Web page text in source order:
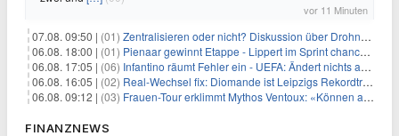
vor 11 Minuten
07.08. 09:50 | (01) Zentralisieren oder nicht? Diskussion über Drohnenabwehr
06.08. 18:00 | (01) Pienaar gewinnt Etappe - Lippert im Sprint chancenlos
06.08. 17:05 | (06) Infantino räumt Fehler ein - UEFA: Ändert nichts an Boykott
06.08. 16:05 | (02) Real-Wechsel fix: Diomande ist Leipzigs Rekordtransfer
06.08. 09:12 | (03) Frauen-Tour erklimmt Mythos Ventoux: «Können alles schaffen»
FINANZNEWS